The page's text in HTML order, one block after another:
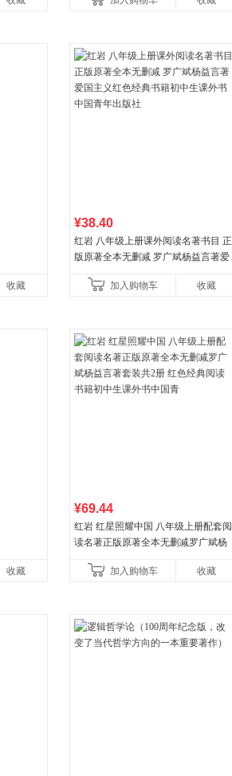
收藏
¥38.40
红岩 八年级上册课外阅读名著书目 正
版原著全本无删减 罗广斌杨益言著爱
国青年出版社加入购物车 收藏
收藏
¥69.44
红岩 红星照耀中国 八年级上册配套阅
读名著正版原著全本无删减罗广斌杨
初中生课外书中国青
加入购物车 收藏